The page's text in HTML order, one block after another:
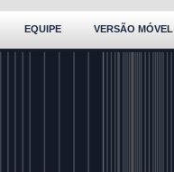
EQUIPE VERSÃO MÓVEL